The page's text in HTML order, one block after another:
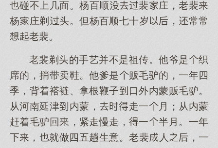
碰不几面。杨百顺裴庄，老裴
杨庄剃头。但杨百顺七十岁，常常
老裴。
老裴剃头的手艺并不是祖传。他爷是织
席的，捎带卖鞋。他爹是贩毛驴的，一年四
季，背着褡裢、拿根鞭子口外内蒙贩毛驴。
从河南延津内蒙，走一月；从内蒙
赶着毛驴回，紧走慢走，一半月。一年
，就做四五趟生意。老裴人，一